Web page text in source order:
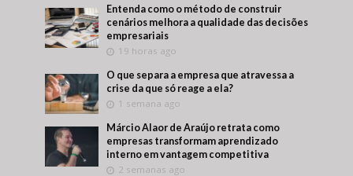
Entenda como o método de construir
cenários melhora a qualidade das decisões
empresariais
19 horas ago
O que separa a empresa que atravessa a
crise da que só reage a ela?
1 semana ago
Márcio Alaor de Araújo retrata como
empresas transformam aprendizado
interno em vantagem competitiva
2 semanas ago